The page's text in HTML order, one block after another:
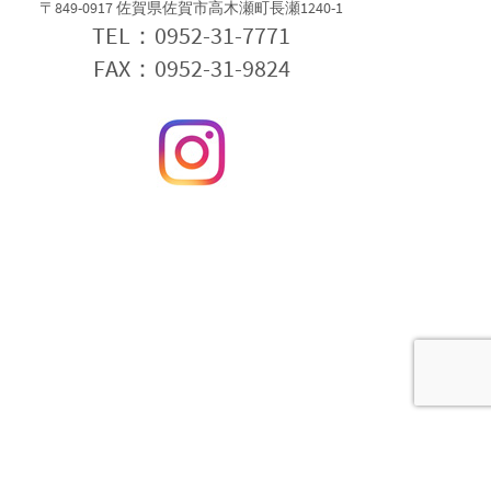
〒849-0917 佐賀県佐賀市高木瀬町長瀬1240-1
TEL：0952-31-7771
FAX：0952-31-9824